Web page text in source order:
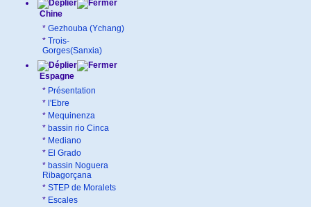
Chine
* Gezhouba (Ychang)
* Trois-
Gorges(Sanxia)
Espagne
* Présentation
* l'Ebre
* Mequinenza
* bassin rio Cinca
* Mediano
* El Grado
* bassin Noguera
Ribagorçana
* STEP de Moralets
* Escales